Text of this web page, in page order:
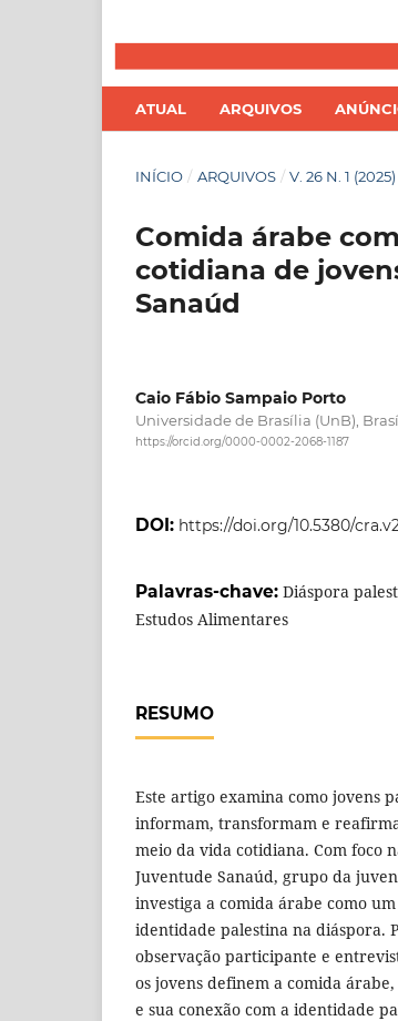
ATUAL ARQUIVOS
INÍCIO / ARQUIVOS / V. 26 N. 1 (2025)
Comida árabe
cotidiana de
Sanaúd
Caio Fábio Sampaio Porto
Universidade de Brasília (UnB),
https://orcid.org/0000-0002-2068-1187
DOI: https://doi.org/10.5380/
Palavras-chave: Diáspora
Estudos Alimentares
RESUMO
Este artigo examina como jovens
informam, transformam e
meio da vida cotidiana. Com foco
Juventude Sanaúd, grupo da
investiga a comida árabe como
identidade palestina na diáspora.
observação participante e
os jovens definem a comida
e sua conexão com a identidade